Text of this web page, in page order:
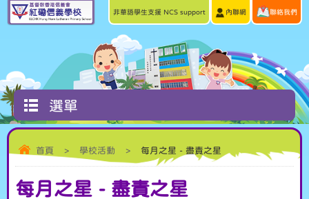
非華語學生支援 NCS support 內聯網 聯絡我們
選單
首頁 > 學校活動 > 每月之星 - 盡責之星
每月之星 - 盡責之星